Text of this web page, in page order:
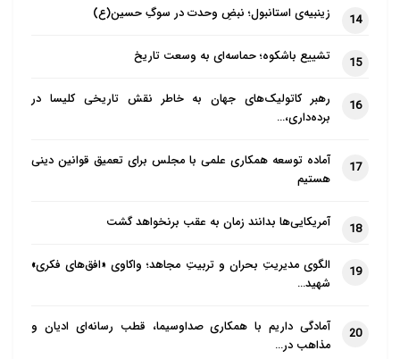
14 زینبیه‌ی استانبول؛ نبضِ وحدت در سوگِ حسین(ع)
15 تشییع باشکوه؛ حماسه‌ای به وسعت تاریخ
16
رهبر کاتولیک‌های جهان به خاطر نقش تاریخی کلیسا در
برده‌داری،…
17
آماده توسعه همکاری علمی با مجلس برای تعمیق قوانین دینی
هستیم
18 آمریکایی‌ها بدانند زمان به عقب برنخواهد گشت
19
الگوی مدیریتِ بحران و تربیتِ مجاهد؛ واکاوی «افق‌های فکری»
شهید…
20
آمادگی داریم با همکاری صداوسیما، قطب رسانه‌ای ادیان و
مذاهب در…